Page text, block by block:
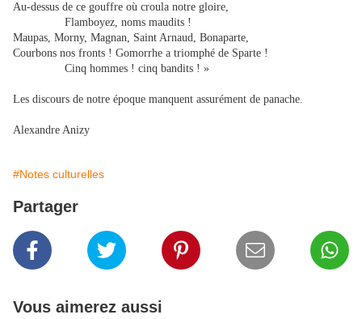
Au-dessus de ce gouffre où croula notre gloire,
Flamboyez, noms maudits !
Maupas, Morny, Magnan, Saint Arnaud, Bonaparte,
Courbons nos fronts ! Gomorrhe a triomphé de Sparte !
Cinq hommes ! cinq bandits ! »
Les discours de notre époque manquent assurément de panache.
Alexandre Anizy
#Notes culturelles
Partager
Vous aimerez aussi